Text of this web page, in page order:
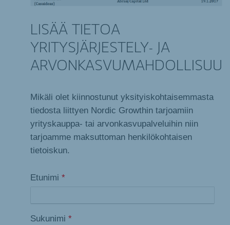
LISÄÄ TIETOA
YRITYSJÄRJESTELY- JA
Mikäli olet kiinnostunut yksityiskohtaisemmasta
tiedosta liittyen Nordic Growthin tarjoamiin
yrityskauppa- tai arvonkasvupalveluihin niin
tarjoamme maksuttoman henkilökohtaisen
tietoiskun.
Etunimi *
Sukunimi *